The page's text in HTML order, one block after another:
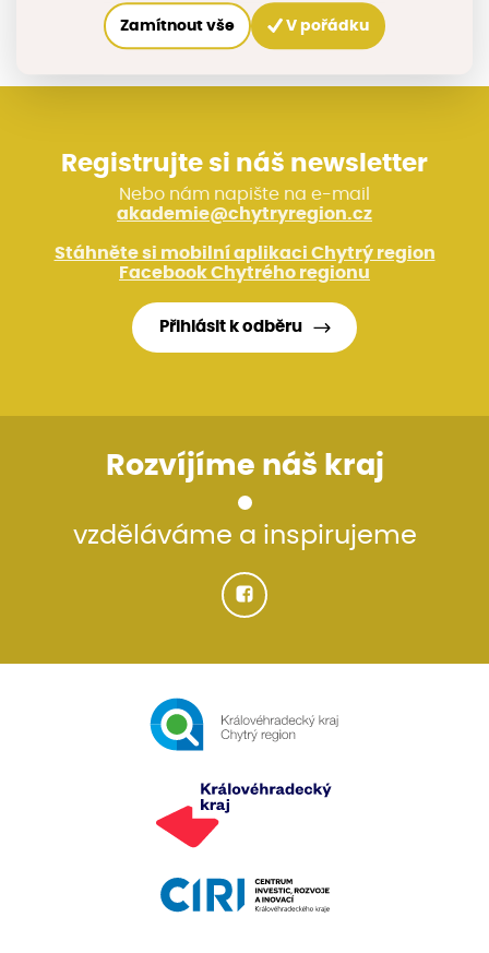
Registrujte si náš newsletter
Nebo nám napište na e-mail
akademie@chytryregion.cz
Stáhněte si mobilní aplikaci Chytrý region
Facebook Chytrého regionu
Přihlásit k odběru
Rozvíjíme náš kraj
vzděláváme a inspirujeme
Zamítnout vše V pořádku